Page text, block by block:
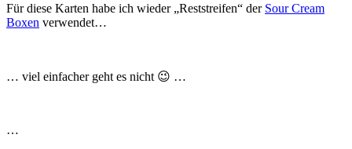
Für diese Karten habe ich wieder „Reststreifen“ der Sour Cream
Boxen verwendet…
… viel einfacher geht es nicht 😉 …
…